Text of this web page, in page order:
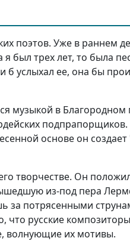
поэтов. Уже в раннем
был трех лет, то была
б услыхал ее, она бы
музыкой в
основе он
творчестве. Он
из-под пера
за потрясенными
что русские
волнующие их мотивы.